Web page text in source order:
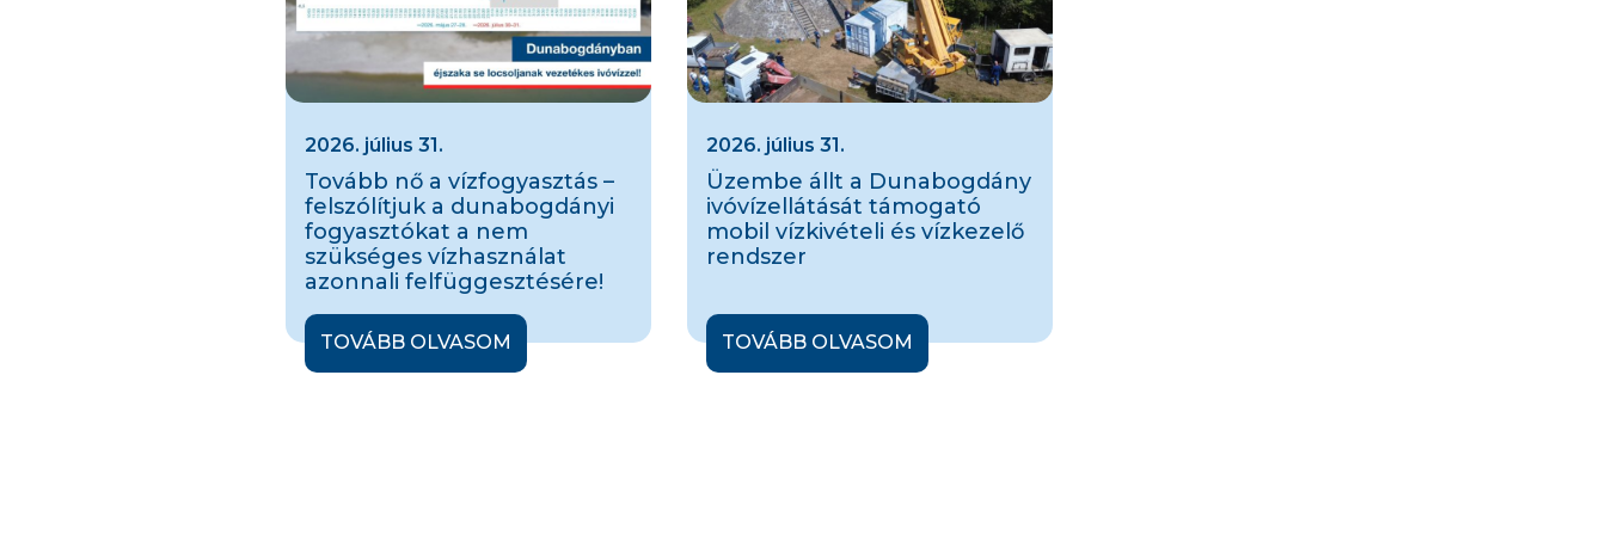
2026. július 31.
Tovább nő a vízfogyasztás –
felszólítjuk a dunabogdányi
fogyasztókat a nem
szükséges vízhasználat
azonnali felfüggesztésére!
TOVÁBB OLVASOM
2026. július 31.
Üzembe állt a Dunabogdány
ivóvízellátását támogató
mobil vízkivételi és vízkezelő
rendszer
TOVÁBB OLVASOM